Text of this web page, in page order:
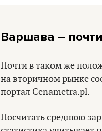
Варшава –
Почти в таком же
на вторичном рынке
портал Cenametra.pl.
Посчитать среднюю